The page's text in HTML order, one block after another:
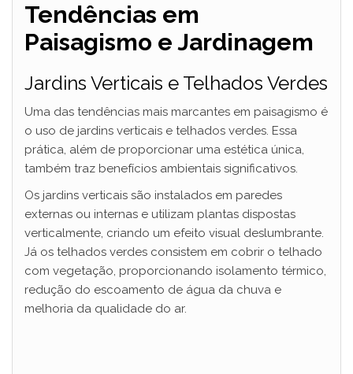
Tendências em
Paisagismo e Jardinagem
Jardins Verticais e Telhados Verdes
Uma das tendências mais marcantes em paisagismo é
o uso de jardins verticais e telhados verdes. Essa
prática, além de proporcionar uma estética única,
também traz benefícios ambientais significativos.
Os jardins verticais são instalados em paredes
externas ou internas e utilizam plantas dispostas
verticalmente, criando um efeito visual deslumbrante.
Já os telhados verdes consistem em cobrir o telhado
com vegetação, proporcionando isolamento térmico,
redução do escoamento de água da chuva e
melhoria da qualidade do ar.